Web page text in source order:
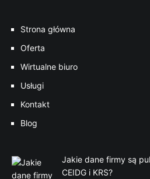
Strona główna
Oferta
Wirtualne biuro
Usługi
Kontakt
Blog
Jakie dane firmy są
CEIDG i KRS?